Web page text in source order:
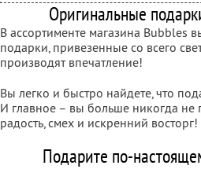
Оригинальные
В ассортименте магазина Bubbles
подарки, привезенные со всего
производят впечатление!
Вы легко и быстро найдете, что
И главное – вы больше никогда не
радость, смех и искренний восторг!
Подарите по-